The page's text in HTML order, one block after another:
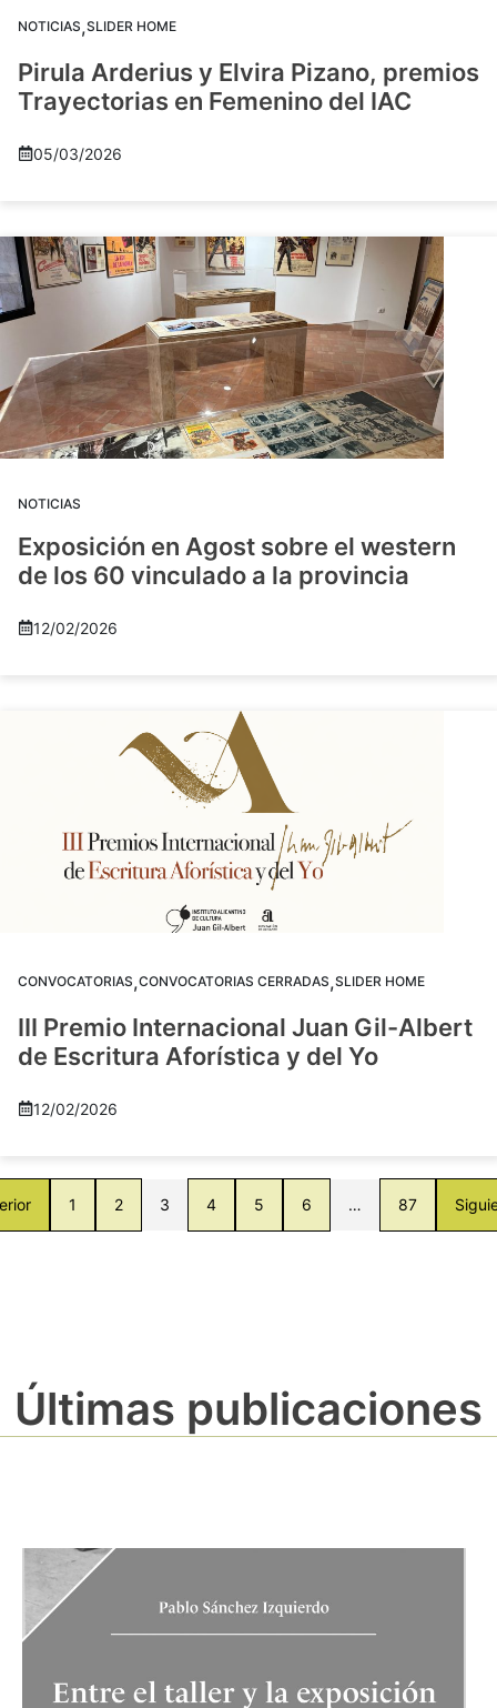
NOTICIAS,SLIDER HOME
Pirula Arderius y Elvira Pizano, premios
Trayectorias en Femenino del IAC
05/03/2026
NOTICIAS
Exposición en Agost sobre el western
de los 60 vinculado a la provincia
12/02/2026
CONVOCATORIAS,CONVOCATORIAS CERRADAS,SLIDER HOME
III Premio Internacional Juan Gil-Albert
de Escritura Aforística y del Yo
12/02/2026
1 2 3 4 5 6 … 87
Últimas publicaciones